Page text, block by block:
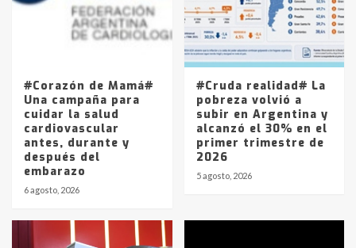
Los precios de los combustibles en
La Pampa, desde YPF hasta Axion
entre 857 a 1338 pesos
#Corazón de Mamá#
Una campaña para
cuidar la salud
cardiovascular
antes, durante y
después del
embarazo
6 agosto, 2026
#Cruda realidad# La
pobreza volvió a
subir en Argentina y
alcanzó el 30% en el
primer trimestre de
2026
5 agosto, 2026